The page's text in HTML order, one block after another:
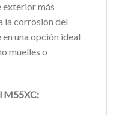
exterior más
la corrosión del
una opción ideal
muelles o
M55XC: